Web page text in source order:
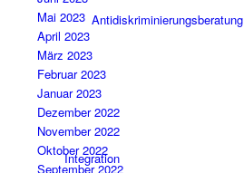
Antidiskriminierungsberatung
Integration
Mai 2023
April 2023
März 2023
Februar 2023
Januar 2023
Dezember 2022
November 2022
Oktober 2022
September 2022